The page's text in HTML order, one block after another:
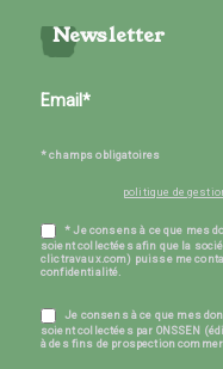
Newsletter
* champs obligatoires
politique de
* Je consens à ce que mes
soient collectées afin que la
clictravaux.com) puisse me
confidentialité.
Je consens à ce que mes
soient collectées par ONSSEN
à des fins de prospection